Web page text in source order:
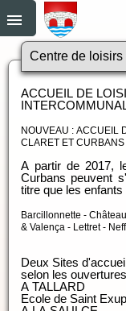
Centre de loisirs
ACCUEIL DE
NOUVEAU : ACCUEIL
CLARET ET CURBANS
A partir de 2017,
Curbans peuvent
titre que les
Barcillonnette -
& Valença - Lettret -
Deux Sites
selon les
A TALLARD
Ecole de Saint